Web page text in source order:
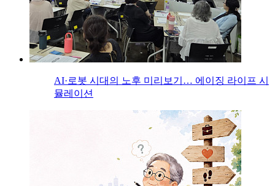
AI·로봇 시대의 노후 미리보기… 에이징 라이프 시
뮬레이션